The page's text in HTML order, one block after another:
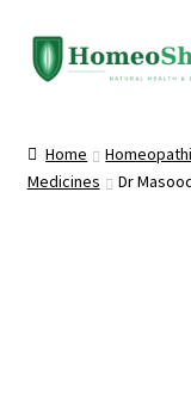
Skip
to
Skip
to
Shop All
Home
Medicines
Dr